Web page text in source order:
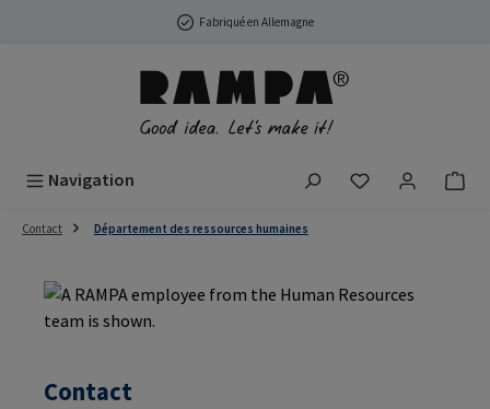
Passer au contenu principalFabriqué en Allemagne
Navigation Vous avez 0
Contact Département des ressources humaines
Contact